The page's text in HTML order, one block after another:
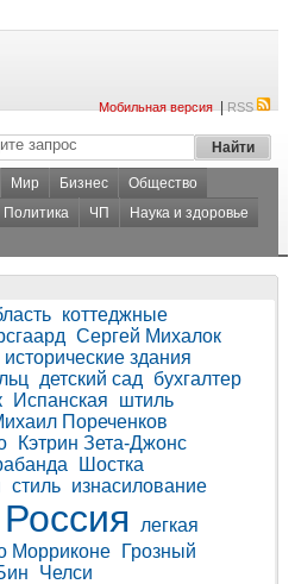
Мобильная версия|RSS
Мир Бизнес
Общество
Политика ЧП
Наука и здоровье
коттеджные
Сергей Михалок
исторические здания
детский сад
бухгалтер
Испанская
штиль
Пореченков
Кэтрин Зета-Джонс
Шостка
стиль изнасилование
Россия
легкая
Морриконе
Грозный
Челси